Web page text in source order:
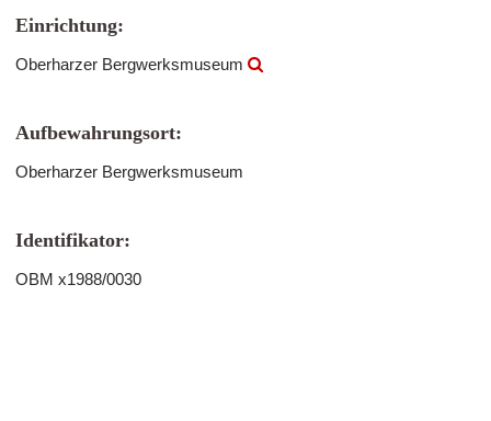
Einrichtung:
Oberharzer Bergwerksmuseum
Aufbewahrungsort:
Oberharzer Bergwerksmuseum
Identifikator:
OBM x1988/0030